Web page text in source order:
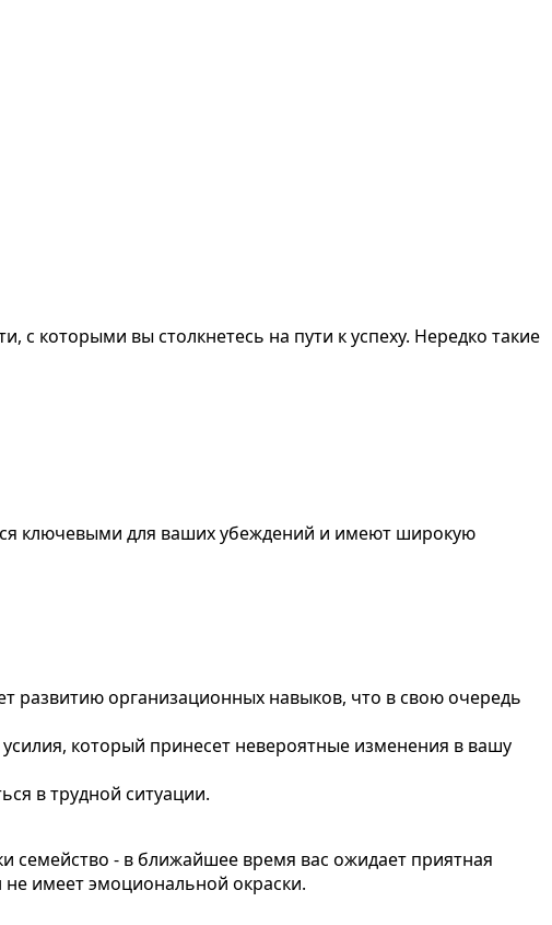
которыми вы столкнетесь на пути к успеху. Нередко такие
ключевыми для ваших убеждений и имеют широкую
развитию организационных навыков, что в свою очередь
который принесет невероятные изменения в вашу
в трудной ситуации.
семейство - в ближайшее время вас ожидает приятная
имеет эмоциональной окраски.